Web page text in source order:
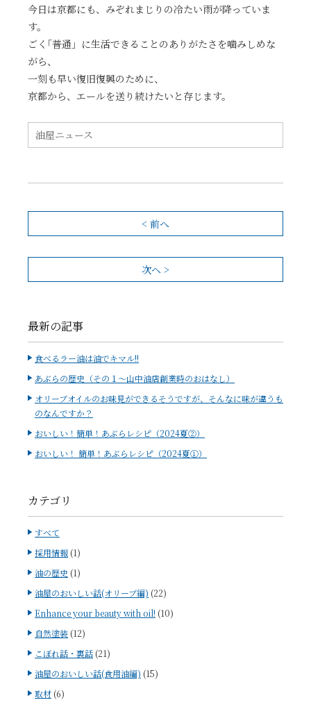
今日は京都にも、みぞれまじりの冷たい雨が降っていま
す。
ごく｢普通」に生活できることのありがたさを噛みしめな
がら、
一刻も早い復旧復興のために、
京都から、エールを送り続けたいと存じます。
油屋ニュース
< 前へ
次へ >
最新の記事
食べるラー油は油でキマル!!
あぶらの歴史（その１～山中油店創業時のおはなし）
オリーブオイルのお味見ができるそうですが、そんなに味が違うも
のなんですか？
おいしい！簡単！あぶらレシピ（2024夏②）
おいしい！ 簡単！あぶらレシピ（2024夏①）
カテゴリ
すべて
採用情報 (1)
油の歴史 (1)
油屋のおいしい話(オリーブ編) (22)
Enhance your beauty with oil! (10)
自然塗装 (12)
こぼれ話・裏話 (21)
油屋のおいしい話(食用油編) (15)
取材 (6)